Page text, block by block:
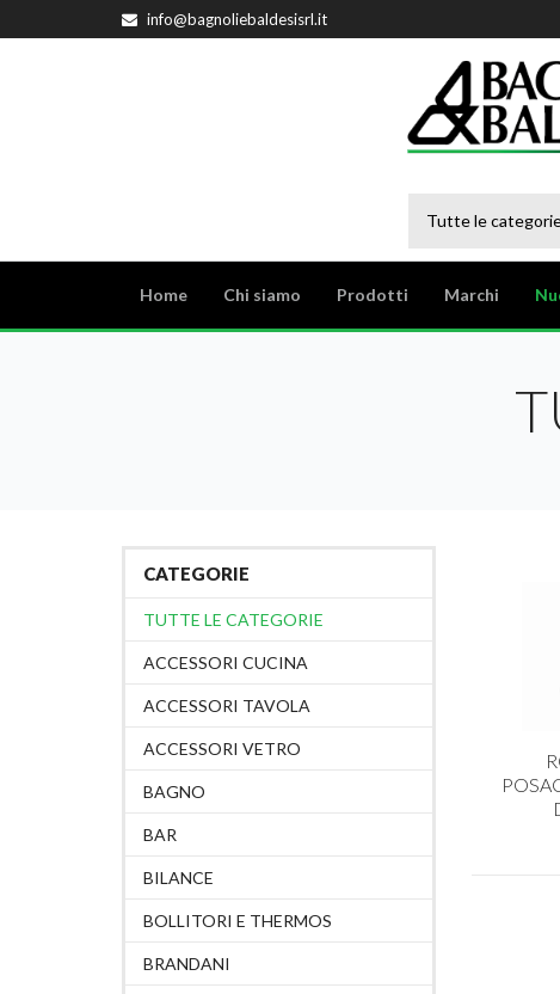
info@bagnoliebaldesisrl.it
Tutte le
Home Chi siamo Prodotti Marchi
CATEGORIE
TUTTE LE CATEGORIE
ACCESSORI CUCINA
ACCESSORI TAVOLA
ACCESSORI VETRO
BAGNO
BAR
BILANCE
BOLLITORI E THERMOS
BRANDANI